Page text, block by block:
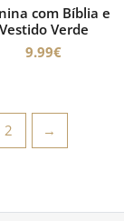
com Bíblia e
Verde
9.99€
2 →